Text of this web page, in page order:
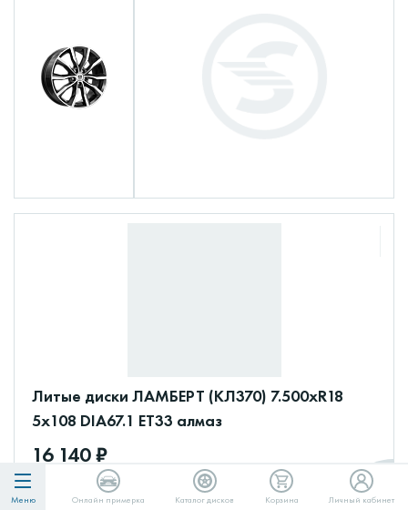
Литые диски ЛАМБЕРТ (КЛ370) 7.500xR18
5x108 DIA67.1 ET33 алмаз
16 140 ₽
в Сплит
Меню Онлайн примерка Каталог дисков Корзина Личный кабинет